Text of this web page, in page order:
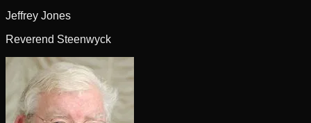
Jeffrey Jones
Reverend Steenwyck